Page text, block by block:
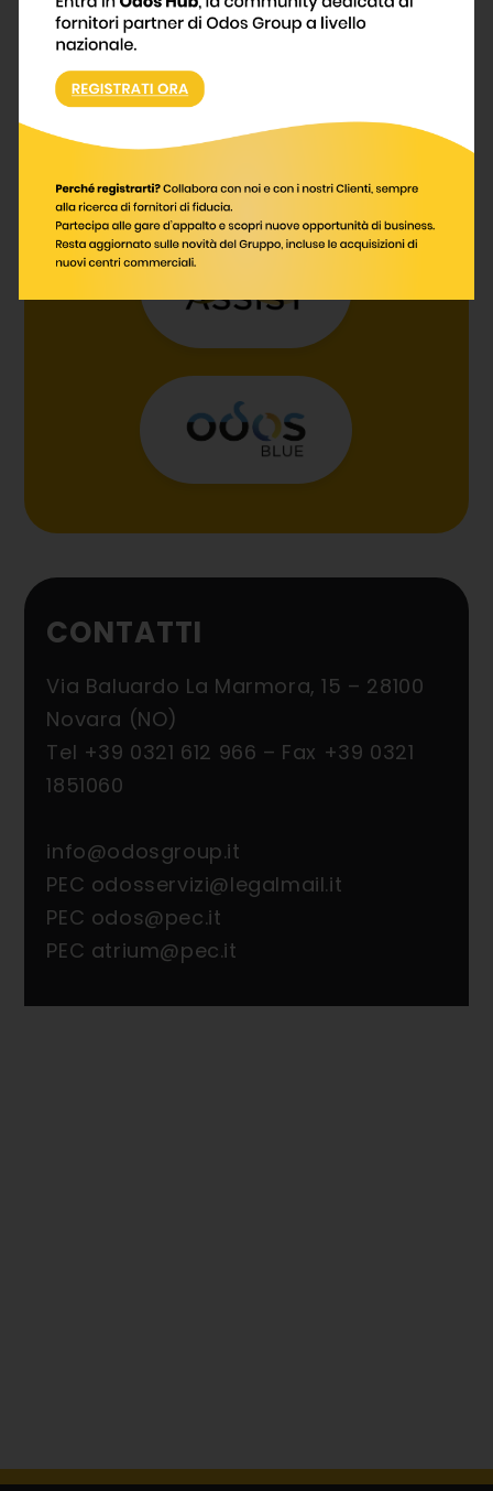
CONTATTI
Via Baluardo La Marmora, 15 – 28100
Novara (NO)
Tel +39 0321 612 966 – Fax +39 0321
1851060
info@odosgroup.it
PEC odosservizi@legalmail.it
PEC odos@pec.it
PEC atrium@pec.it